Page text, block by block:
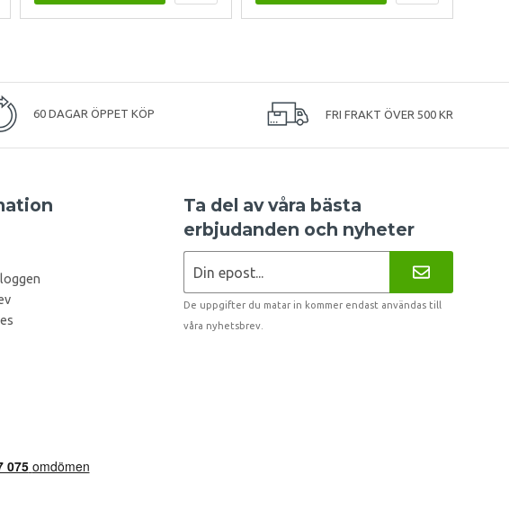
60 DAGAR ÖPPET KÖP FRI FRAKT ÖVER 500 KR
Ta del av våra bästa
erbjudanden och nyheter
De uppgifter du matar in kommer endast användas till
våra nyhetsbrev.